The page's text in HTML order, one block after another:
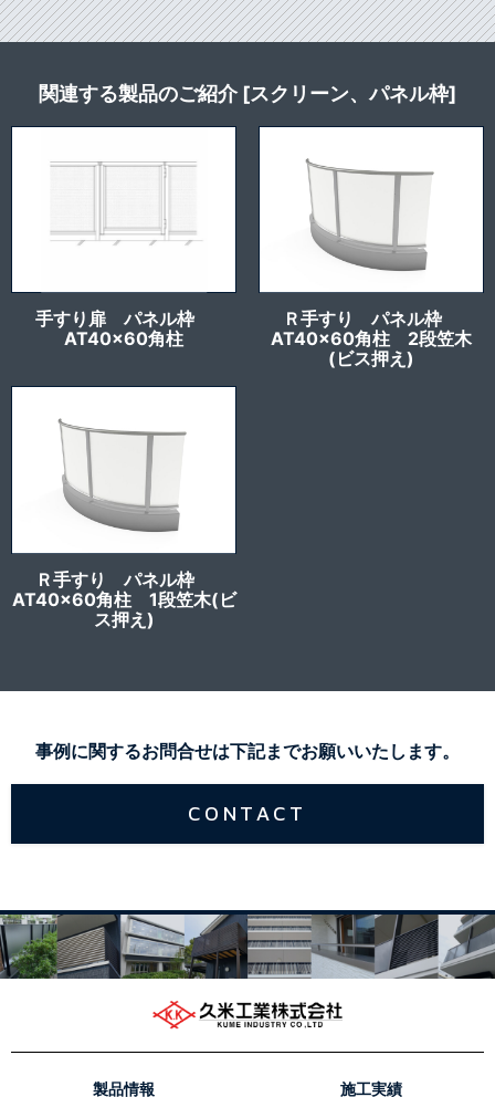
関連する製品のご紹介 [スクリーン、パネル枠]
手すり扉 パネル枠
AT40x60角柱
Ｒ手すり パネル枠
AT40x60角柱 2段笠木
(ビス押え)
Ｒ手すり パネル枠
AT40x60角柱 1段笠木(ビ
ス押え)
事例に関するお問合せは下記までお願いいたします。
CONTACT
製品情報 施工実績